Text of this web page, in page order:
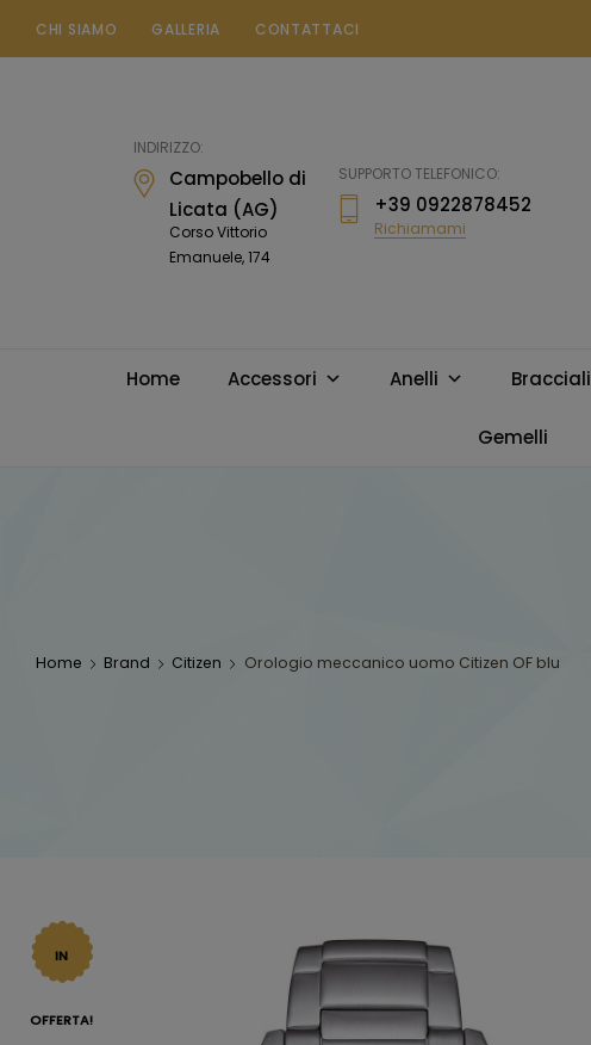
CHI SIAMO GALLERIA CONTATTACI
INDIRIZZO:
Campobello di
Licata (AG)
Corso Vittorio
Emanuele, 174
SUPPORTO TELEFONICO:
+39 0922878452
Richiamami
Home Accessori Anelli Bracciali
Gemelli
Home Brand Citizen Orologio meccanico uomo Citizen OF blu
IN
OFFERTA!